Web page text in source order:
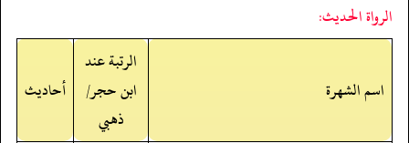
الرواة الحديث:
اسم الشهرة
الرتبة عند
ابن حجر/
ذهبي
أحاديث